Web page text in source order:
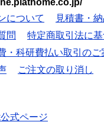
について
見積書・
問
特定商取引法に
・科研費払い取引のご
ご注文の取り消し
式ページ